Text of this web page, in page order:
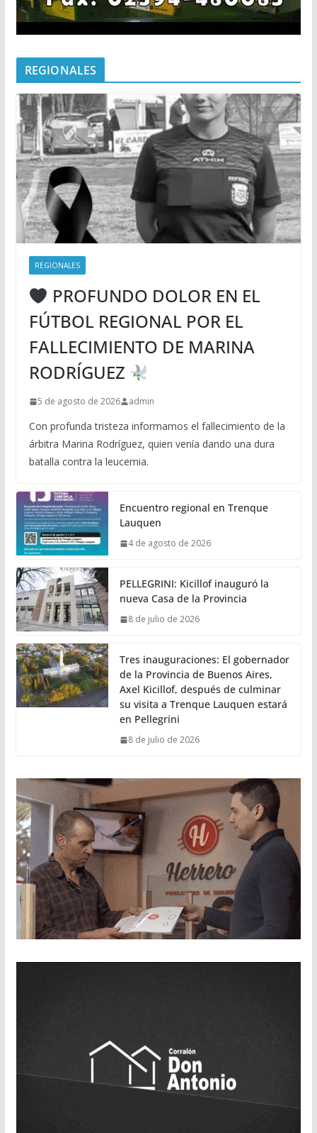
REGIONALES
REGIONALES
PROFUNDO DOLOR EN EL
FÚTBOL REGIONAL POR EL
FALLECIMIENTO DE MARINA
RODRÍGUEZ
5 de agosto de 2026 admin
Con profunda tristeza informamos el fallecimiento de la
árbitra Marina Rodríguez, quien venía dando una dura
batalla contra la leucemia.
Encuentro regional en Trenque
Lauquen
4 de agosto de 2026
PELLEGRINI: Kicillof inauguró la
nueva Casa de la Provincia
8 de julio de 2026
Tres inauguraciones: El gobernador
de la Provincia de Buenos Aires,
Axel Kicillof, después de culminar
su visita a Trenque Lauquen estará
en Pellegrini
8 de julio de 2026